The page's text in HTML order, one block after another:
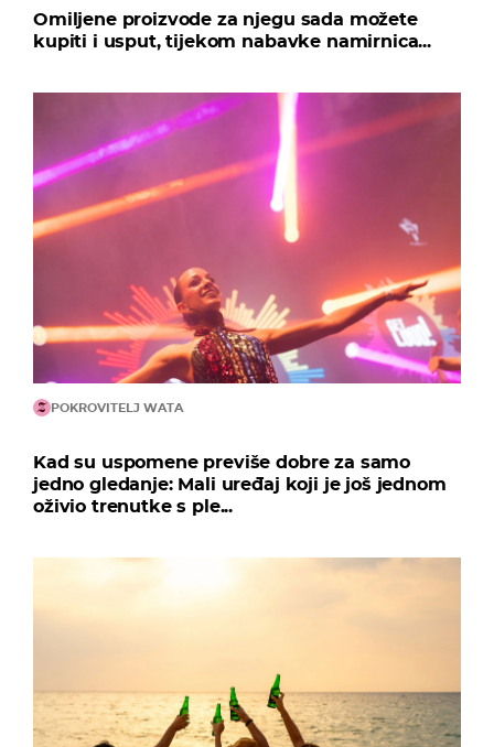
Omiljene proizvode za njegu sada možete
kupiti i usput, tijekom nabavke namirnica...
POKROVITELJ WATA
Kad su uspomene previše dobre za samo
jedno gledanje: Mali uređaj koji je još jednom
oživio trenutke s ple...